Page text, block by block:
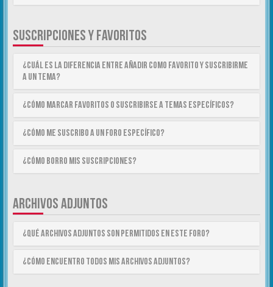
SUSCRIPCIONES Y FAVORITOS
¿Cuál es la diferencia entre añadir como Favorito y suscribirme
a un tema?
¿Cómo marcar Favoritos o suscribirse a temas específicos?
¿Cómo me suscribo a un foro específico?
¿Cómo borro mis suscripciones?
ARCHIVOS ADJUNTOS
¿Qué archivos adjuntos son permitidos en este foro?
¿Cómo encuentro todos mis archivos adjuntos?